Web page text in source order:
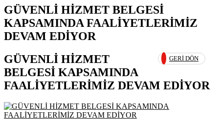
GÜVENLİ HİZMET BELGESİ
KAPSAMINDA FAALİYETLERİMİZ
DEVAM EDİYOR
GERI DÖN
GÜVENLİ HİZMET
BELGESİ KAPSAMINDA
FAALİYETLERİMİZ DEVAM EDİYOR